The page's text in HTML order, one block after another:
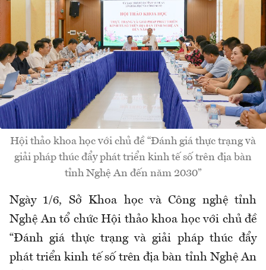
Hội thảo khoa học với chủ đề “Đánh giá thực trạng và
giải pháp thúc đẩy phát triển kinh tế số trên địa bàn
tỉnh Nghệ An đến năm 2030”
Ngày 1/6, Sở Khoa học và Công nghệ tỉnh
Nghệ An tổ chức Hội thảo khoa học với chủ đề
“Đánh giá thực trạng và giải pháp thúc đẩy
phát triển kinh tế số trên địa bàn tỉnh Nghệ An